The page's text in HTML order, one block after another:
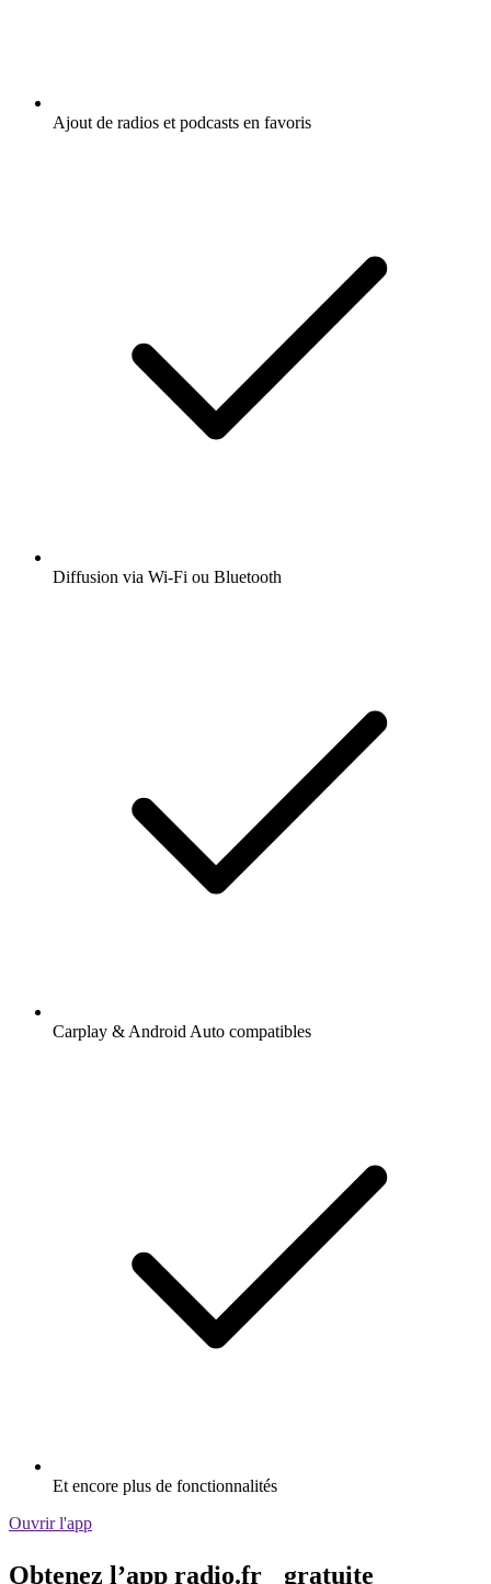
Ajout de radios et podcasts en favoris
Diffusion via Wi-Fi ou Bluetooth
Carplay & Android Auto compatibles
Et encore plus de fonctionnalités
Ouvrir l'app
Obtenez l’app radio.fr gratuite